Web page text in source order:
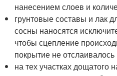
нанесением слоев и
грунтовые составы и лак
сосны наносятся
чтобы сцепление
покрытие не отслаивалось
на тех участках дощатого